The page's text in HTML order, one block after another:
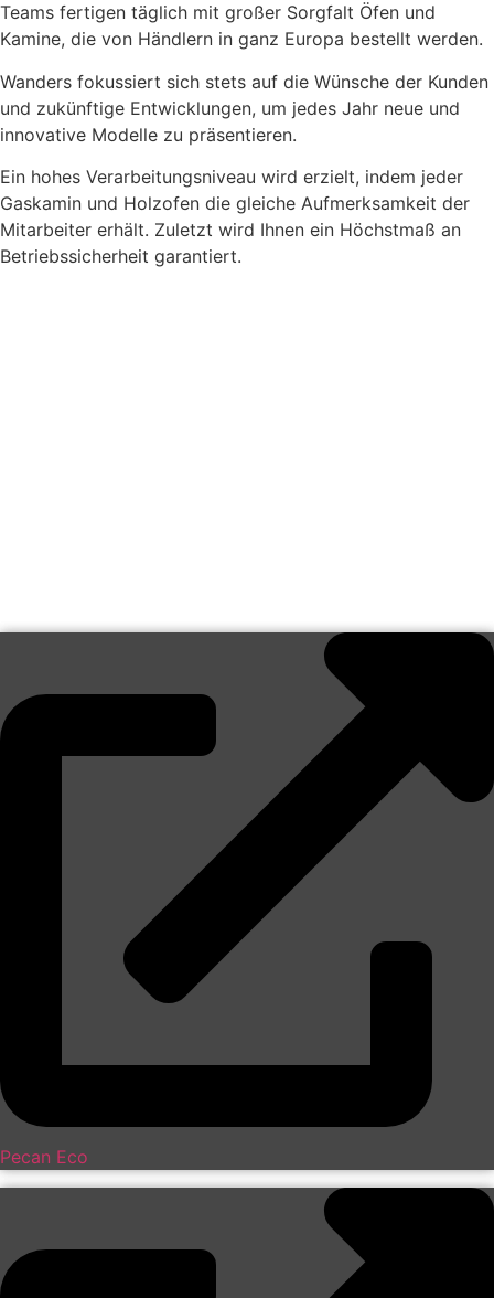
Teams fertigen täglich mit großer Sorgfalt Öfen und
Kamine, die von Händlern in ganz Europa bestellt werden.
Wanders fokussiert sich stets auf die Wünsche der Kunden
und zukünftige Entwicklungen, um jedes Jahr neue und
innovative Modelle zu präsentieren.
Ein hohes Verarbeitungsniveau wird erzielt, indem jeder
Gaskamin und Holzofen die gleiche Aufmerksamkeit der
Mitarbeiter erhält. Zuletzt wird Ihnen ein Höchstmaß an
Betriebssicherheit garantiert.
Pecan Eco